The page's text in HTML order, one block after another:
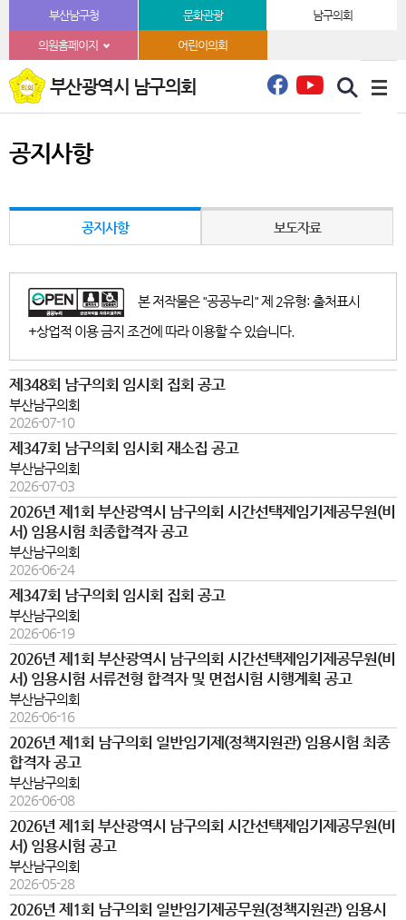
본문바로가기부산남구청 문화관광 남구의회
의원홈페이지 어린이의회
부산광역시 남구의회
공지사항
공지사항 보도자료
본 저작물은 "공공누리" 제 2유형: 출처표시
+상업적 이용 금지 조건에 따라 이용할 수 있습니다.
제348회 남구의회 임시회 집회 공고
부산남구의회
2026-07-10
제347회 남구의회 임시회 재소집 공고
부산남구의회
2026-07-03
2026년 제1회 부산광역시 남구의회 시간선택제임기제공무원(비
서) 임용시험 최종합격자 공고
부산남구의회
2026-06-24
제347회 남구의회 임시회 집회 공고
부산남구의회
2026-06-19
2026년 제1회 부산광역시 남구의회 시간선택제임기제공무원(비
서) 임용시험 서류전형 합격자 및 면접시험 시행계획 공고
부산남구의회
2026-06-16
2026년 제1회 남구의회 일반임기제(정책지원관) 임용시험 최종
합격자 공고
부산남구의회
2026-06-08
2026년 제1회 부산광역시 남구의회 시간선택제임기제공무원(비
서) 임용시험 공고
부산남구의회
2026-05-28
2026년 제1회 남구의회 일반임기제공무원(정책지원관) 임용시